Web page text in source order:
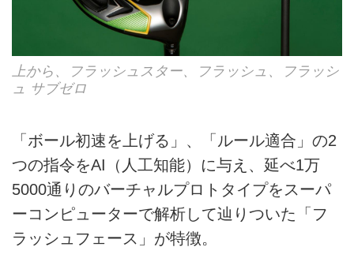
上から、フラッシュスター、フラッシュ、フラッシ
ュ サブゼロ
「ボール初速を上げる」、「ルール適合」の2
つの指令をAI（人工知能）に与え、延べ1万
5000通りのバーチャルプロトタイプをスーパ
ーコンピューターで解析して辿りついた「フ
ラッシュフェース」が特徴。